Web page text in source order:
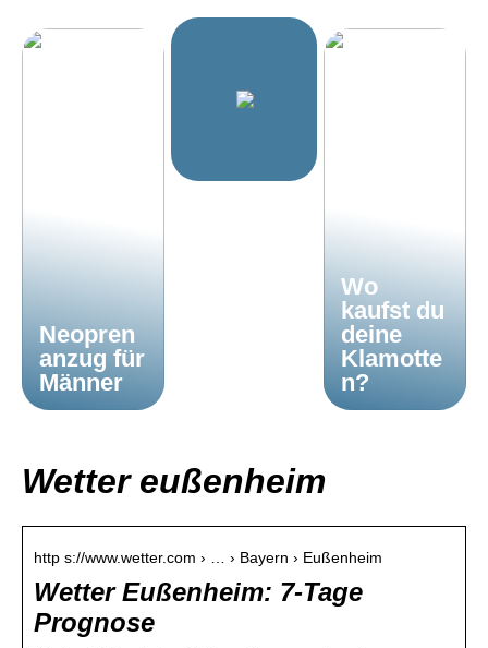
Neopren
anzug für
Männer
Wo
kaufst du
deine
Klamotte
n?
Wetter eußenheim
http s://www.wetter.com › … › Bayern › Eußenheim
Wetter Eußenheim: 7-Tage
Prognose